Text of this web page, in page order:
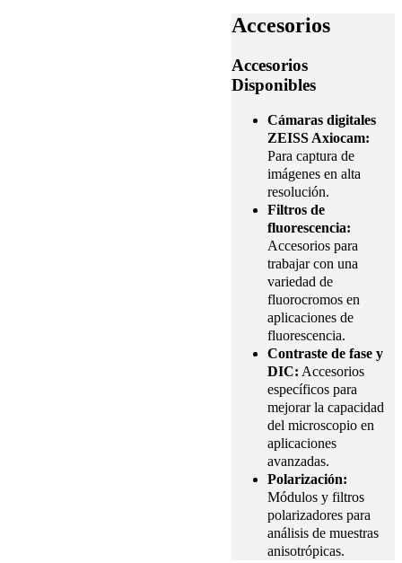
Accesorios
Accesorios
Disponibles
Cámaras digitales
ZEISS Axiocam:
Para captura de
imágenes en alta
resolución.
Filtros de
fluorescencia:
Accesorios para
trabajar con una
variedad de
fluorocromos en
aplicaciones de
fluorescencia.
Contraste de fase y
DIC: Accesorios
específicos para
mejorar la capacidad
del microscopio en
aplicaciones
avanzadas.
Polarización:
Módulos y filtros
polarizadores para
análisis de muestras
anisotrópicas.